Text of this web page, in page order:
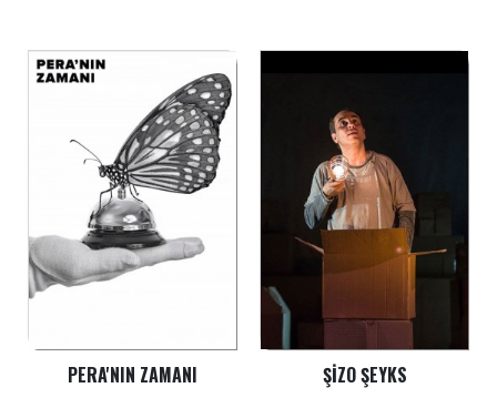
PERA'NIN ZAMANI ŞIZO ŞEYKS